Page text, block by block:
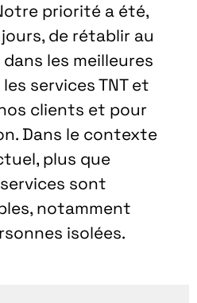
priorité a été,
de rétablir au
les meilleures
services TNT et
clients et pour
Dans le contexte
plus que
sont
notamment
isolées.